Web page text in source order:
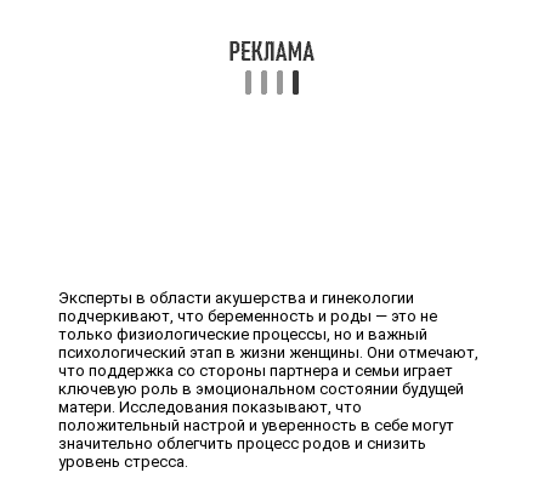
Эксперты в области акушерства и гинекологии
подчеркивают, что беременность и роды — это не
только физиологические процессы, но и важный
психологический этап в жизни женщины. Они отмечают,
что поддержка со стороны партнера и семьи играет
ключевую роль в эмоциональном состоянии будущей
матери. Исследования показывают, что
положительный настрой и уверенность в себе могут
значительно облегчить процесс родов и снизить
уровень стресса.